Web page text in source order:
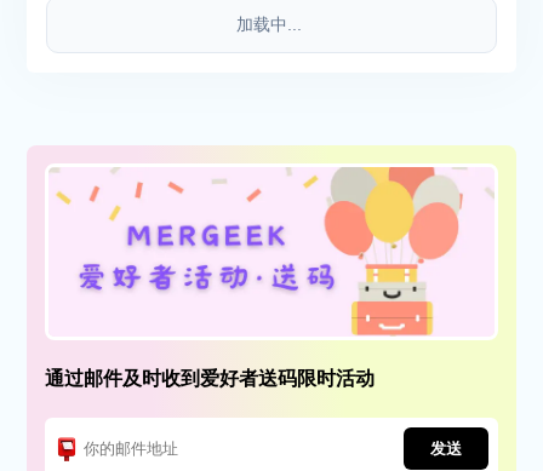
加载中...
通过邮件及时收到爱好者送码限时活动
发送